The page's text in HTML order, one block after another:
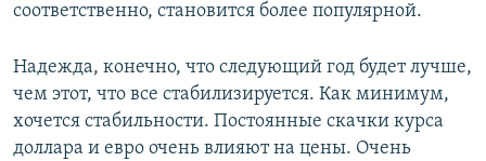
соответственно, становится более популярной.
Надежда, конечно, что следующий год будет лучше,
чем этот, что все стабилизируется. Как минимум,
хочется стабильности. Постоянные скачки курса
доллара и евро очень влияют на цены. Очень